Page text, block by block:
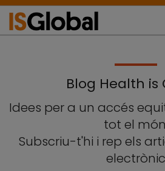
Blog Health is
Idees per a un accés
tot el
Subscriu-t'hi i rep els
electrònic